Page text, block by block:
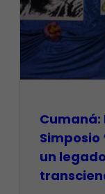
Cumaná:
Simposio
un